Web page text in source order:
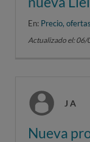
En: Precio,
Actualizado el:
J A
Nueva